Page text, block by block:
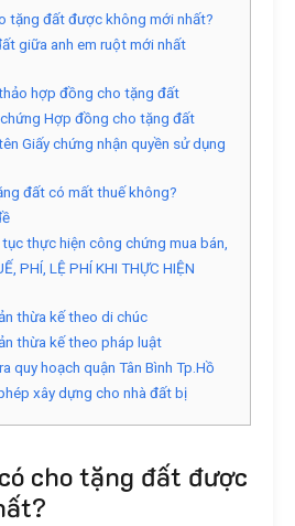
tặng đất được không mới nhất?
giữa anh em ruột mới nhất
hợp đồng cho tặng đất
Hợp đồng cho tặng đất
Giấy chứng nhận quyền sử dụng
đất có mất thuế không?
tục thực hiện công chứng mua bán,
PHÍ, LỆ PHÍ KHI THỰC HIỆN
thừa kế theo di chúc
thừa kế theo pháp luật
quy hoạch quận Tân Bình Tp.Hồ
xây dựng cho nhà đất bị
cho tặng đất được